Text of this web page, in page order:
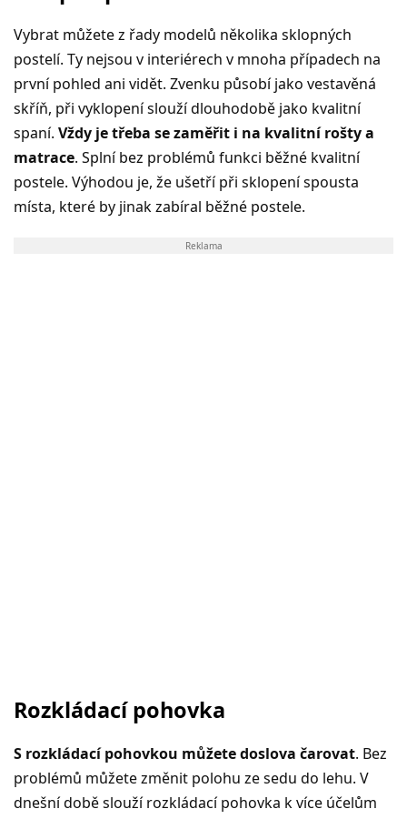
Vybrat můžete z řady modelů několika sklopných
postelí. Ty nejsou v interiérech v mnoha případech na
první pohled ani vidět. Zvenku působí jako vestavěná
skříň, při vyklopení slouží dlouhodobě jako kvalitní
spaní. Vždy je třeba se zaměřit i na kvalitní rošty a
matrace. Splní bez problémů funkci běžné kvalitní
postele. Výhodou je, že ušetří při sklopení spousta
místa, které by jinak zabíral běžné postele.
Reklama
Rozkládací pohovka
S rozkládací pohovkou můžete doslova čarovat. Bez
problémů můžete změnit polohu ze sedu do lehu. V
dnešní době slouží rozkládací pohovka k více účelům